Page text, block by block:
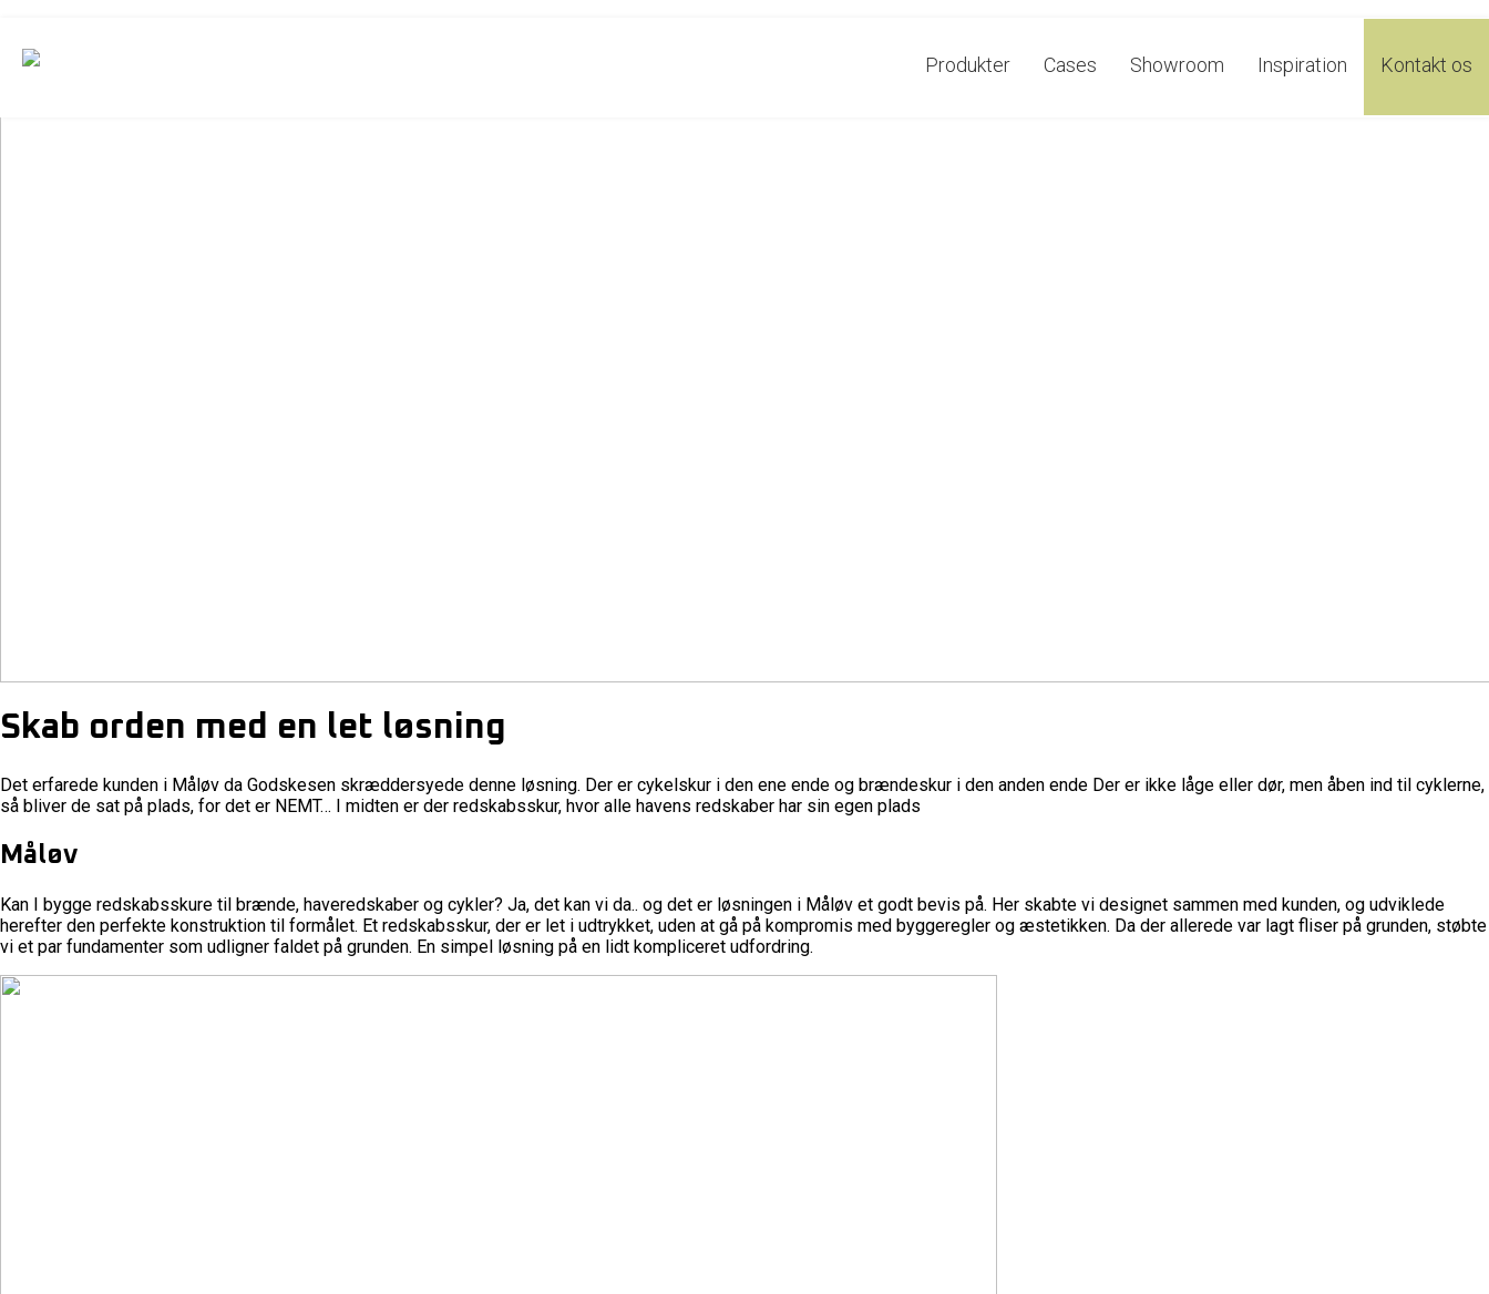
Produkter Cases Showroom Inspiration Kontakt os
Skab orden med en let løsning
Det erfarede kunden i Måløv da Godskesen skræddersyede denne løsning. Der er cykelskur i den ene ende og brændeskur i den anden ende Der er ikke låge eller dør, men åben ind til cyklerne,
så bliver de sat på plads, for det er NEMT… I midten er der redskabsskur, hvor alle havens redskaber har sin egen plads
Måløv
Kan I bygge redskabsskure til brænde, haveredskaber og cykler? Ja, det kan vi da.. og det er løsningen i Måløv et godt bevis på. Her skabte vi designet sammen med kunden, og udviklede
herefter den perfekte konstruktion til formålet. Et redskabsskur, der er let i udtrykket, uden at gå på kompromis med byggeregler og æstetikken. Da der allerede var lagt fliser på grunden, støbte
vi et par fundamenter som udligner faldet på grunden. En simpel løsning på en lidt kompliceret udfordring.